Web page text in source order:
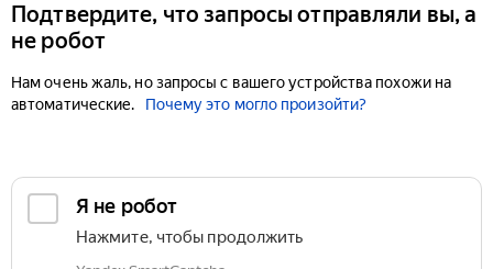
Подтвердите, что запросы отправляли вы, а
не робот
Нам очень жаль, но запросы с вашего устройства похожи на
автоматические.
Почему это могло произойти?